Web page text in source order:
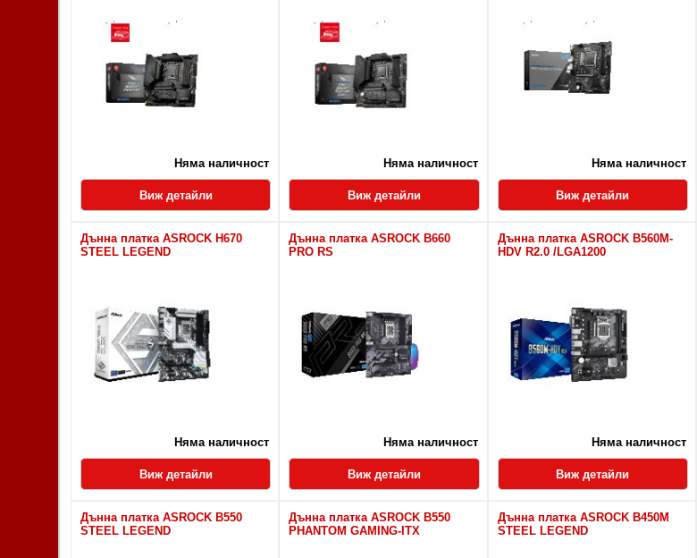
Няма наличност
Виж детайли
Няма наличност
Виж детайли
Няма наличност
Виж детайли
Дънна платка ASROCK H670
STEEL LEGEND
Няма наличност
Виж детайли
Дънна платка ASROCK B660
PRO RS
Няма наличност
Виж детайли
Дънна платка ASROCK B560M-
HDV R2.0 /LGA1200
Няма наличност
Виж детайли
Дънна платка ASROCK B550
STEEL LEGEND
Дънна платка ASROCK B550
PHANTOM GAMING-ITX
Дънна платка ASROCK B450M
STEEL LEGEND